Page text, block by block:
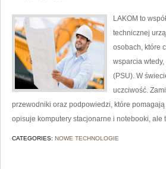
LAKOM to
technicznej
osobach, które
wsparcia
(PSU). W
uczciwość.
przewodniki oraz podpowiedzi, które
opisuje komputery stacjonarne i notebooki, ale
CATEGORIES: NOWE TECHNOLOGIE